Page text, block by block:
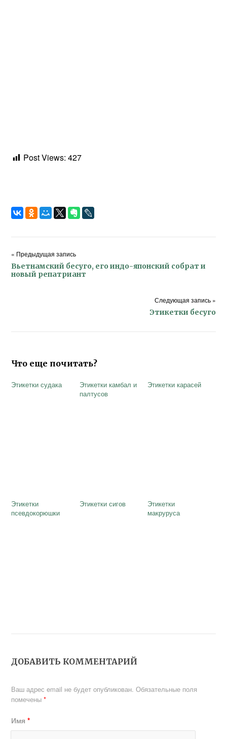
Post Views: 427
« Предыдущая запись
Вьетнамский бесуго, его индо-японский собрат и
новый репатриант
Следующая запись »
Этикетки бесуго
Что еще почитать?
Этикетки судака
Этикетки камбал и
палтусов
Этикетки карасей
Этикетки
псевдокорюшки
Этикетки сигов
Этикетки
макруруса
ДОБАВИТЬ КОММЕНТАРИЙ
Ваш адрес email не будет опубликован. Обязательные поля
помечены*
Имя*